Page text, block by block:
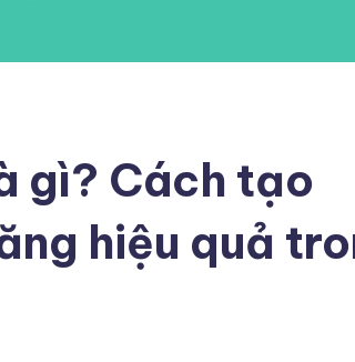
gì? Cách tạo
hiệu quả